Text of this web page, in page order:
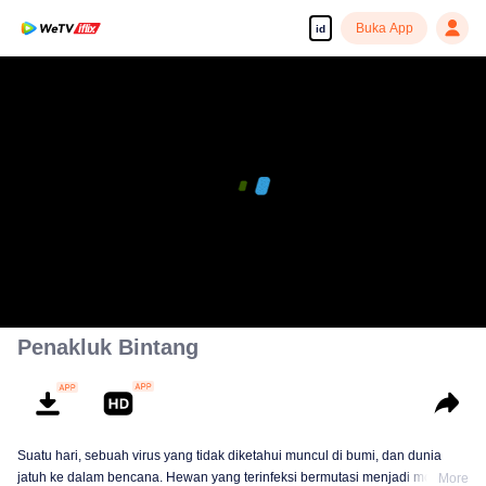
id Buka App
Penakluk Bintang
Suatu hari, sebuah virus yang tidak diketahui muncul di bumi, dan dunia
jatuh ke dalam bencana. Hewan yang terinfeksi bermutasi menjadi monster
More